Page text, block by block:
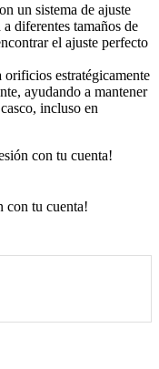
un sistema de ajuste
diferentes tamaños de
el ajuste perfecto
orificios estratégicamente
ayudando a mantener
incluso en
con tu cuenta!
con tu cuenta!